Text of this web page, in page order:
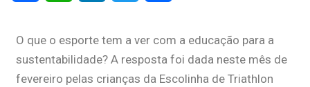
O que o esporte tem a ver com a educação para a
sustentabilidade? A resposta foi dada neste mês de
fevereiro pelas crianças da Escolinha de Triathlon